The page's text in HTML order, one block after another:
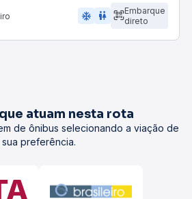
ac_unit wc
Embarque
direto
atuam nesta rota
de ônibus selecionando a viação de
sua preferência.